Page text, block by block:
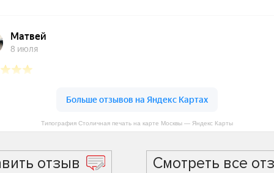
Типография Столичная печать на карте Москвы — Яндекс Карты
отзыв Смотреть все